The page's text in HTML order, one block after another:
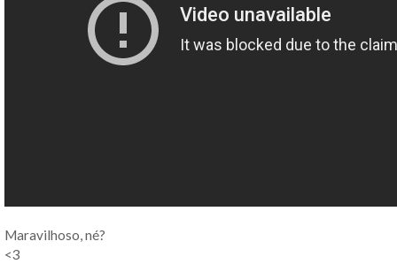
Maravilhoso, né?
<3